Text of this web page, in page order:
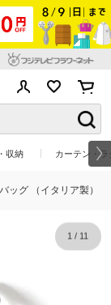
収納 カーテン・
ッグ （イタリア製）
1 / 11